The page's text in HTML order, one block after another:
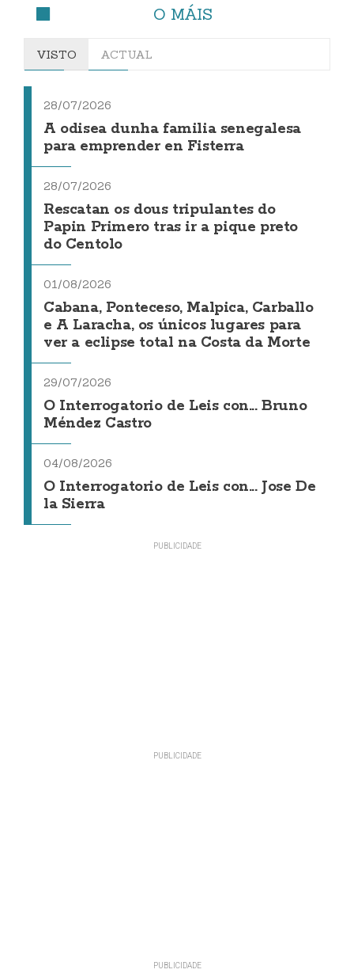
O MÁIS
VISTO ACTUAL
28/07/2026
A odisea dunha familia senegalesa
para emprender en Fisterra
28/07/2026
Rescatan os dous tripulantes do
Papin Primero tras ir a pique preto
do Centolo
01/08/2026
Cabana, Ponteceso, Malpica, Carballo
e A Laracha, os únicos lugares para
ver a eclipse total na Costa da Morte
29/07/2026
O Interrogatorio de Leis con... Bruno
Méndez Castro
04/08/2026
O Interrogatorio de Leis con... Jose De
la Sierra